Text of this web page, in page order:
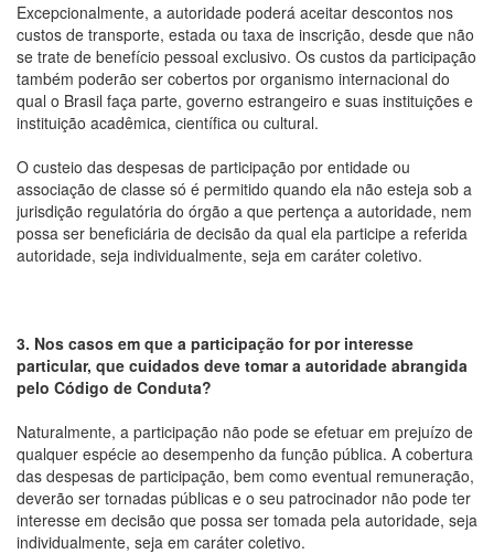
Excepcionalmente, a autoridade poderá aceitar descontos nos
custos de transporte, estada ou taxa de inscrição, desde que não
se trate de benefício pessoal exclusivo. Os custos da participação
também poderão ser cobertos por organismo internacional do
qual o Brasil faça parte, governo estrangeiro e suas instituições e
instituição acadêmica, científica ou cultural.
O custeio das despesas de participação por entidade ou
associação de classe só é permitido quando ela não esteja sob a
jurisdição regulatória do órgão a que pertença a autoridade, nem
possa ser beneficiária de decisão da qual ela participe a referida
autoridade, seja individualmente, seja em caráter coletivo.
3. Nos casos em que a participação for por interesse
particular, que cuidados deve tomar a autoridade abrangida
pelo Código de Conduta?
Naturalmente, a participação não pode se efetuar em prejuízo de
qualquer espécie ao desempenho da função pública. A cobertura
das despesas de participação, bem como eventual remuneração,
deverão ser tornadas públicas e o seu patrocinador não pode ter
interesse em decisão que possa ser tomada pela autoridade, seja
individualmente, seja em caráter coletivo.